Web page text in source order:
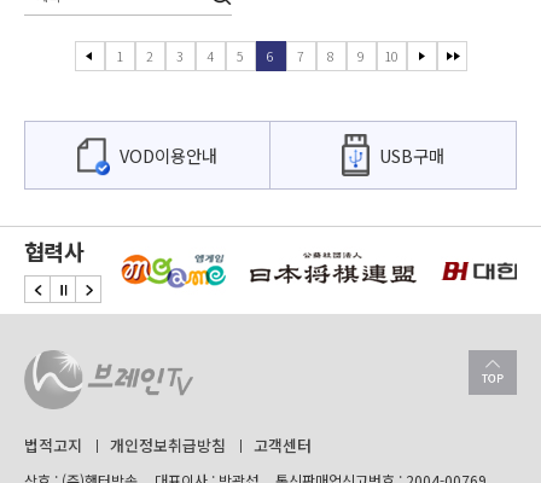
1 2 3 4 5 6 7 8 9 10
VOD이용안내 USB구매
협력사
법적고지 개인정보취급방침 고객센터